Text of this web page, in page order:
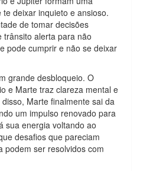
deixar inquieto e ansioso.
de tomar decisões
trânsito alerta para não
pode cumprir e não se deixar
grande desbloqueio. O
e Marte traz clareza mental e
Marte finalmente sai da
um impulso renovado para
sua energia voltando ao
desafios que pareciam
podem ser resolvidos com